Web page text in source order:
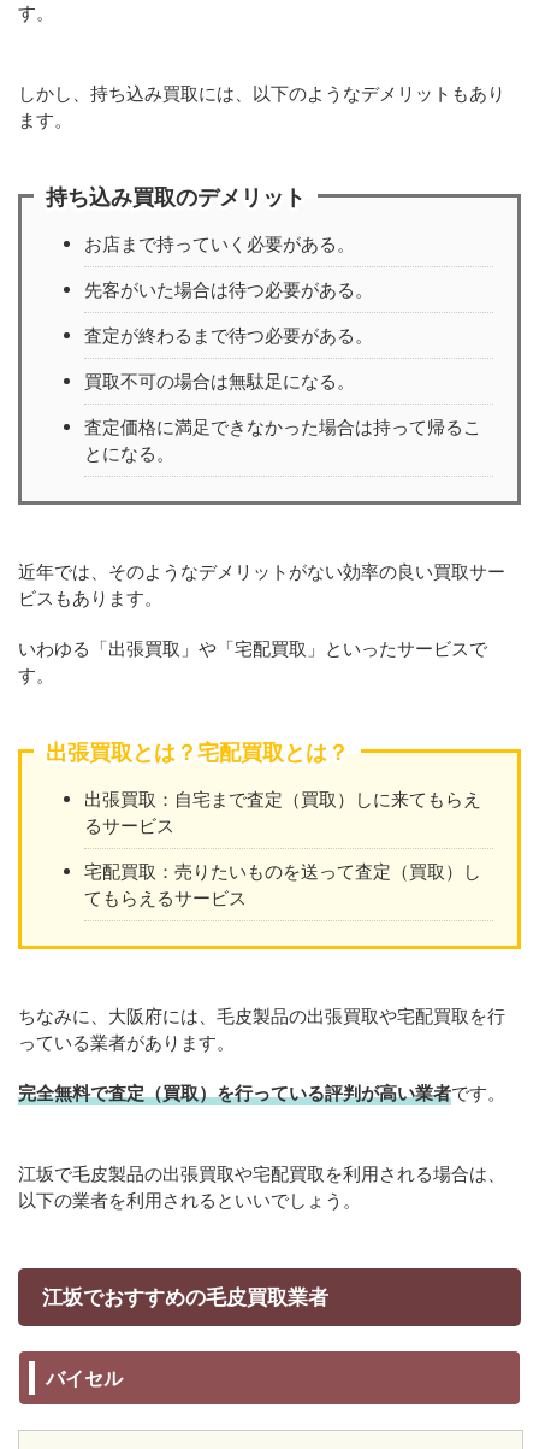
す。
しかし、持ち込み買取には、以下のようなデメリットもあり
ます。
持ち込み買取のデメリット
お店まで持っていく必要がある。
先客がいた場合は待つ必要がある。
査定が終わるまで待つ必要がある。
買取不可の場合は無駄足になる。
査定価格に満足できなかった場合は持って帰るこ
とになる。
近年では、そのようなデメリットがない効率の良い買取サー
ビスもあります。
いわゆる「出張買取」や「宅配買取」といったサービスで
す。
出張買取とは？宅配買取とは？
出張買取：自宅まで査定（買取）しに来てもらえ
るサービス
宅配買取：売りたいものを送って査定（買取）し
てもらえるサービス
ちなみに、大阪府には、毛皮製品の出張買取や宅配買取を行
っている業者があります。
完全無料で査定（買取）を行っている評判が高い業者です。
江坂で毛皮製品の出張買取や宅配買取を利用される場合は、
以下の業者を利用されるといいでしょう。
江坂でおすすめの毛皮買取業者
バイセル